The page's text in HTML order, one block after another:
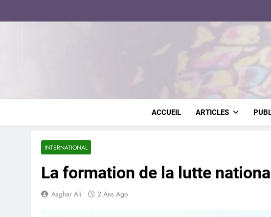
ACCUEIL ARTICLES
INTERNATIONAL
La formation de la lutte
Asghar Ali 2 Ans Ago